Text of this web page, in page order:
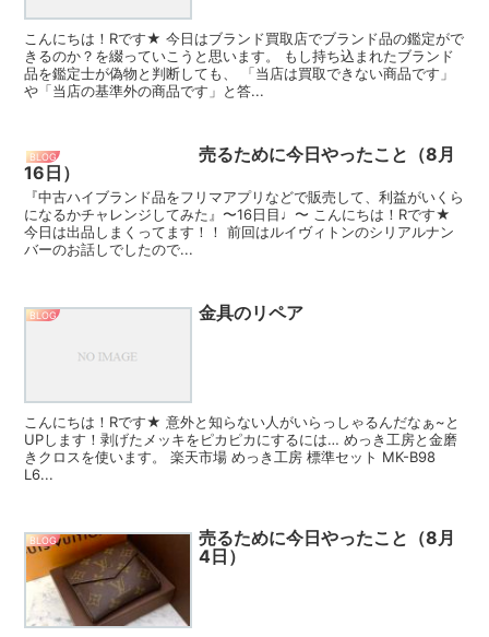
こんにちは！Rです★ 今日はブランド買取店でブランド品の鑑定がで
きるのか？を綴っていこうと思います。 もし持ち込まれたブランド
品を鑑定士が偽物と判断しても、 「当店は買取できない商品です」
や「当店の基準外の商品です」と答...
BLOG
売るために今日やったこと（8月
16日）
『中古ハイブランド品をフリマアプリなどで販売して、利益がいくら
になるかチャレンジしてみた』〜16日目♩〜 こんにちは！Rです★
今日は出品しまくってます！！ 前回はルイヴィトンのシリアルナン
バーのお話しでしたので...
BLOG 金具のリペア
こんにちは！Rです★ 意外と知らない人がいらっしゃるんだなぁ~と
UPします！剥げたメッキをピカピカにするには… めっき工房と金磨
きクロスを使います。 楽天市場 めっき工房 標準セット MK-B98
L6...
BLOG
売るために今日やったこと（8月
4日）